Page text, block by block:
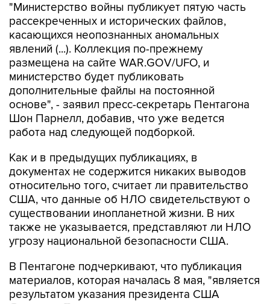
"Министерство войны публикует пятую часть
рассекреченных и исторических файлов,
касающихся неопознанных аномальных
явлений (...). Коллекция по-прежнему
размещена на сайте WAR.GOV/UFO, и
министерство будет публиковать
дополнительные файлы на постоянной
основе", - заявил пресс-секретарь Пентагона
Шон Парнелл, добавив, что уже ведется
работа над следующей подборкой.
Как и в предыдущих публикациях, в
документах не содержится никаких выводов
относительно того, считает ли правительство
США, что данные об НЛО свидетельствуют о
существовании инопланетной жизни. В них
также не указывается, представляют ли НЛО
угрозу национальной безопасности США.
В Пентагоне подчеркивают, что публикация
материалов, которая началась 8 мая, "является
результатом указания президента США